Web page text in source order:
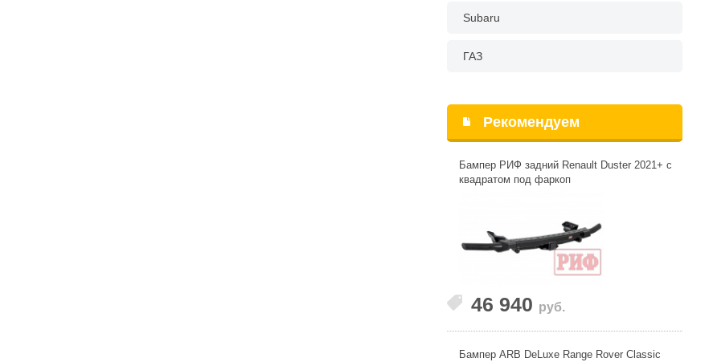
Subaru
ГАЗ
Рекомендуем
Бампер РИФ задний Renault Duster 2021+ c
квадратом под фаркоп
46 940 руб.
Бампер ARB DeLuxe Range Rover Classic